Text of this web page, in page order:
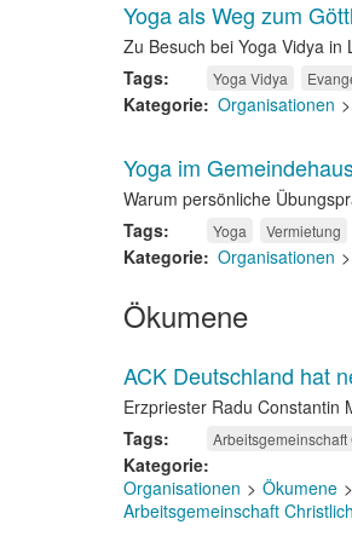
Yoga als Weg zum
Zu Besuch bei Yoga Vidya in
Tags
Yoga Vidya
Kategorie Organisationen
Yoga im
Warum persönliche
Tags
Yoga Vermietung
Kategorie Organisationen
Ökumene
ACK Deutschland hat
Erzpriester Radu Constantin
Tags
Kategorie
Organisationen
Ökumene
Arbeitsgemeinschaft